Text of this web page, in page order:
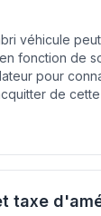
véhicule
fonction de
pour
de
taxe